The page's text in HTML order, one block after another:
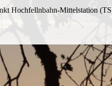
Hochfellnbahn-Mittelstation